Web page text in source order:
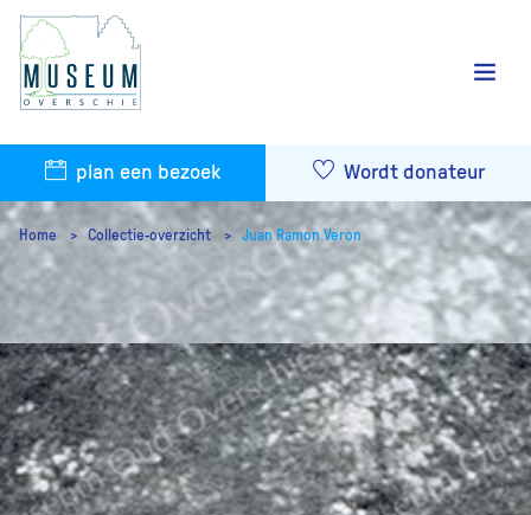
plan een bezoek Wordt donateur
Home Collectie-overzicht Juan Ramon Veron